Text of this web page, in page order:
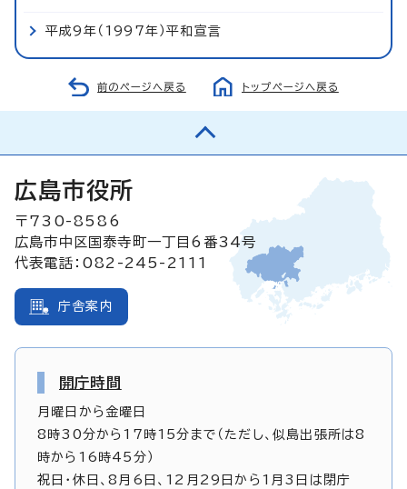
平成9年（1997年）平和宣言
前のページへ戻る トップページへ戻る
広島市役所
〒730-8586
広島市中区国泰寺町一丁目6番34号
代表電話：082-245-2111
庁舎案内
開庁時間
月曜日から金曜日
8時30分から17時15分まで（ただし、似島出張所は8
時から16時45分）
祝日・休日、8月6日、12月29日から1月3日は閉庁